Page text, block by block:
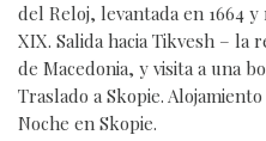
del Reloj, levantada en 1664
XIX. Salida hacia Tikvesh – la
de Macedonia, y visita a una
Traslado a Skopie.
Noche en Skopie.